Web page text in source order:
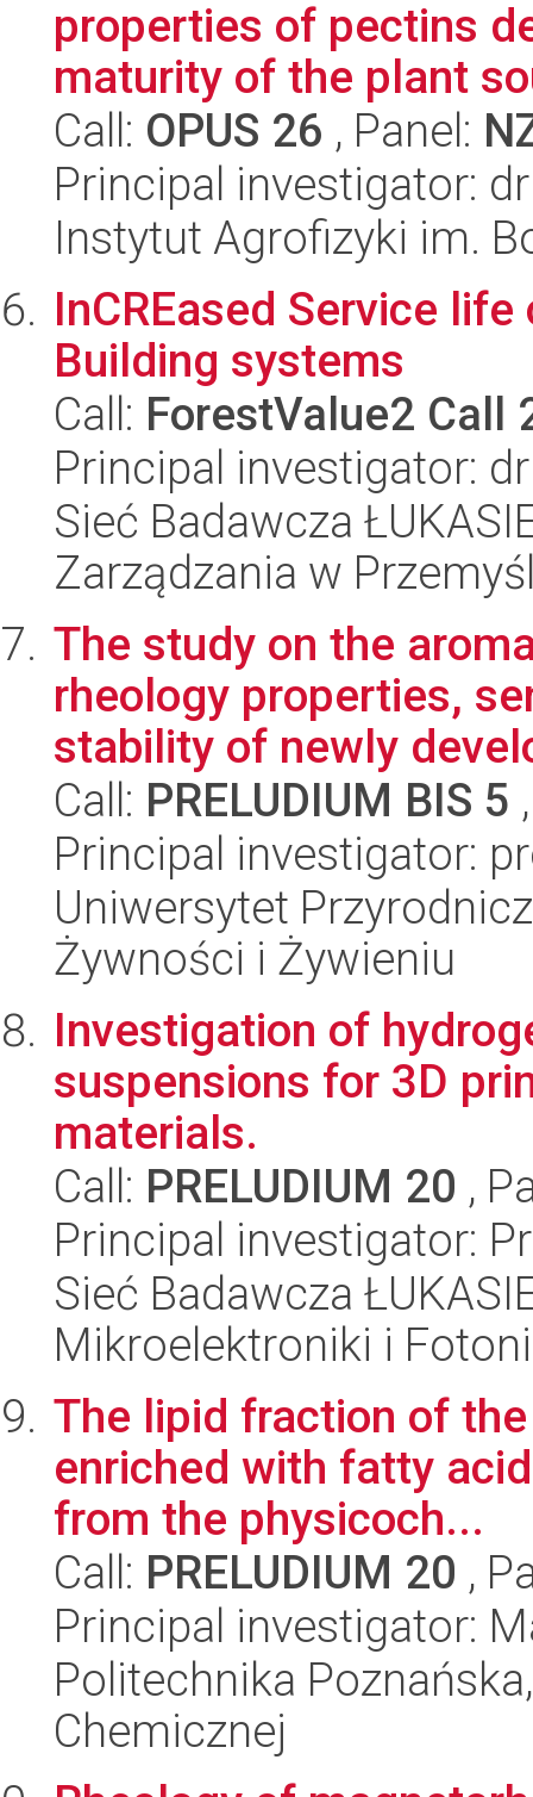
properties of pectins
maturity of the plant
Call: OPUS 26 , Panel:
Principal investigator:
Instytut Agrofizyki im.
InCREased Service
Building systems
Call: ForestValue2 Call
Principal investigator:
Sieć Badawcza
Zarządzania w
The study on the
rheology properties,
stability of newly
Call: PRELUDIUM BIS 5
Principal investigator:
Uniwersytet
Żywności i Żywieniu
Investigation of
suspensions for 3D
materials.
Call: PRELUDIUM 20 ,
Principal investigator:
Sieć Badawcza
Mikroelektroniki i
The lipid fraction of
enriched with fatty
from the physicoch...
Call: PRELUDIUM 20 ,
Principal investigator:
Politechnika
Chemicznej